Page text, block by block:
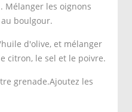
Mélanger les oignons
boulgour.
d'olive, et mélanger
citron, le sel et le poivre.
grenade.Ajoutez les